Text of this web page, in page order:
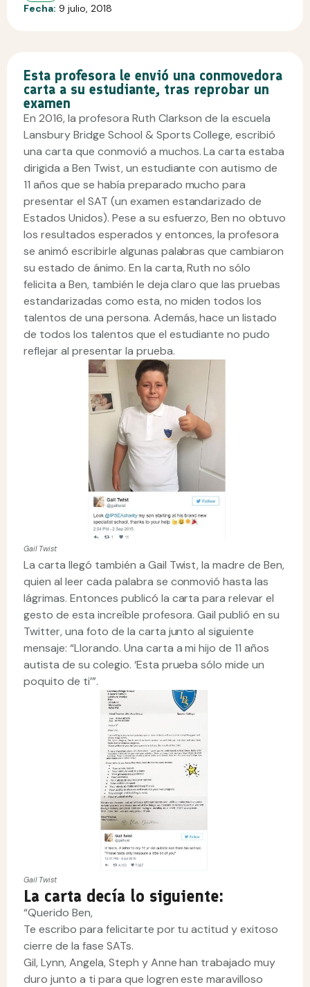
Fecha: 9 julio, 2018
Esta profesora le envió una conmovedora
carta a su estudiante, tras reprobar un
examen
En 2016, la profesora Ruth Clarkson de la escuela
Lansbury Bridge School & Sports College, escribió
una carta que conmovió a muchos. La carta estaba
dirigida a Ben Twist, un estudiante con autismo de
11 años que se había preparado mucho para
presentar el SAT (un examen estandarizado de
Estados Unidos). Pese a su esfuerzo, Ben no obtuvo
los resultados esperados y entonces, la profesora
se animó escribirle algunas palabras que cambiaron
su estado de ánimo. En la carta, Ruth no sólo
felicita a Ben, también le deja claro que las pruebas
estandarizadas como esta, no miden todos los
talentos de una persona. Además, hace un listado
de todos los talentos que el estudiante no pudo
reflejar al presentar la prueba.
Gail Twist
La carta llegó también a Gail Twist, la madre de Ben,
quien al leer cada palabra se conmovió hasta las
lágrimas. Entonces publicó la carta para relevar el
gesto de esta increíble profesora. Gail publió en su
Twitter, una foto de la carta junto al siguiente
mensaje: “Llorando. Una carta a mi hijo de 11 años
autista de su colegio. ‘Esta prueba sólo mide un
poquito de ti’”.
Gail Twist
La carta decía lo siguiente:
“Querido Ben,
Te escribo para felicitarte por tu actitud y exitoso
cierre de la fase SATs.
Gil, Lynn, Angela, Steph y Anne han trabajado muy
duro junto a ti para que logren este maravilloso